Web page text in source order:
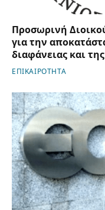
Προσωρινή
για την
διαφάνειας και
ΕΠΙΚΑΙΡΟΤΗΤΑ